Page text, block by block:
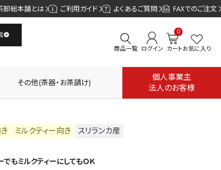
卸総本舗とは ご利用ガイド よくあるご質問 FAXでのご注文
商品一覧 ログイン カート
0
お気に入り
その他(茶器・お茶請け)
個人事業主
法人のお客様
ミルクティー向き スリランカ産
もミルクティーにしてもＯＫ